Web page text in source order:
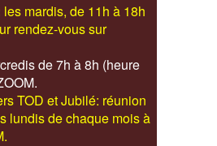
les mardis, de 11h à 18h
rendez-vous sur
de 7h à 8h (heure
TOD et Jubilé: réunion
lundis de chaque mois à